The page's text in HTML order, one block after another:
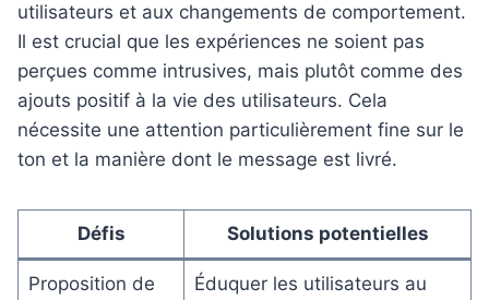
utilisateurs et aux changements de comportement.
Il est crucial que les expériences ne soient pas
perçues comme intrusives, mais plutôt comme des
ajouts positif à la vie des utilisateurs. Cela
nécessite une attention particulièrement fine sur le
ton et la manière dont le message est livré.
Défis Solutions potentielles
Proposition de
Éduquer les utilisateurs au